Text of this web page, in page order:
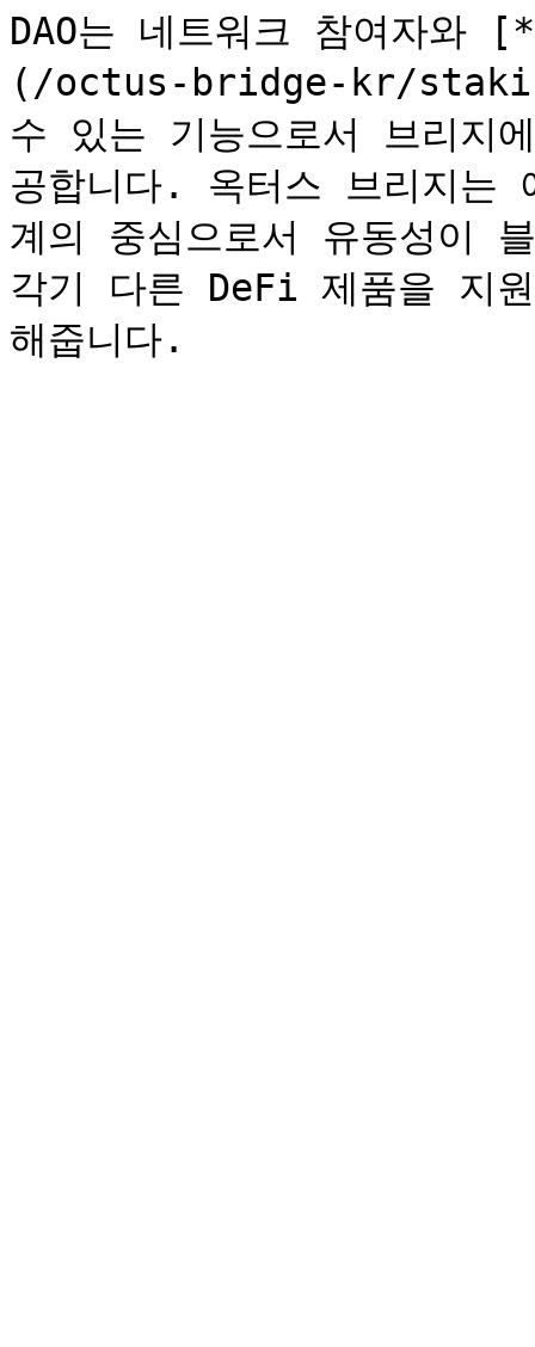
DAO는 네트워크 참여자와
(/octus-bridge-kr/
수 있는 기능으로서 브리지
공합니다. 옥터스 브리지는
계의 중심으로서 유동성이
각기 다른 DeFi 제품을 지